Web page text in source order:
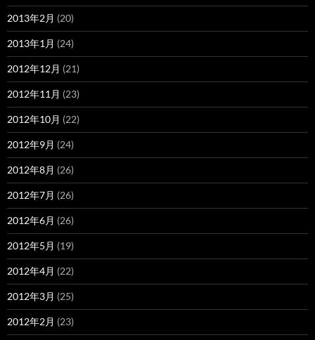
2013年2月 (20)
2013年1月 (24)
2012年12月 (21)
2012年11月 (23)
2012年10月 (22)
2012年9月 (24)
2012年8月 (26)
2012年7月 (26)
2012年6月 (26)
2012年5月 (19)
2012年4月 (22)
2012年3月 (25)
2012年2月 (23)